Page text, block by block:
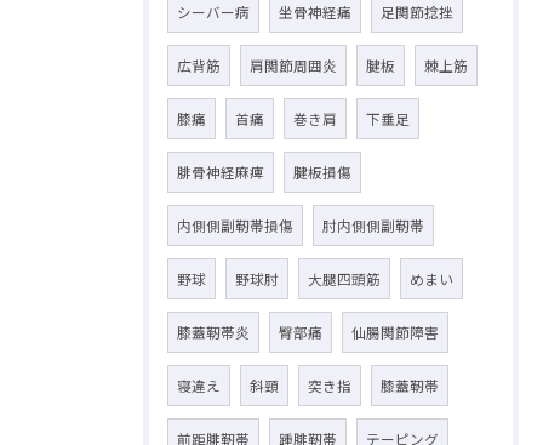
シーバー病 坐骨神経痛 足関節捻挫
広背筋 肩関節周囲炎 腱板 棘上筋
膝痛 首痛 巻き肩 下垂足
腓骨神経麻痺 腱板損傷
内側側副靭帯損傷 肘内側側副靭帯
野球 野球肘 大腿四頭筋 めまい
膝蓋靭帯炎 臀部痛 仙腸関節障害
寝違え 斜頸 突き指 膝蓋靭帯
前距腓靭帯 踵腓靭帯 テーピング